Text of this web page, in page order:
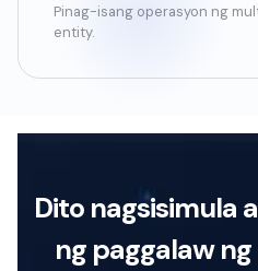
Pinag-isang operasyon ng
entity.
Dito nagsisimula
ng paggalaw